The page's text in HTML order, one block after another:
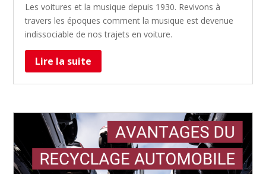
Les voitures et la musique depuis 1930. Revivons à
travers les époques comment la musique est devenue
indissociable de nos trajets en voiture.
Lire la suite